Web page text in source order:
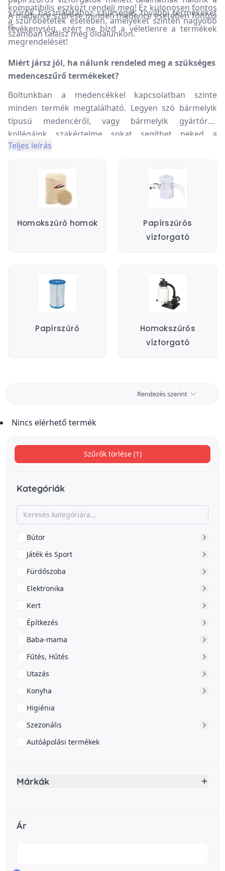
szűrök használatához szükséges további termékeket
is.
kompatibilis eszközt rendelj meg! Ez különösen fontos
a szűrőbetétek esetében, amelyeket szintén nagyobb
számban találsz meg oldalunkon.
A medence szűrése minden medence esetében fontos
tevékenység, ezért ne bízd a véletlenre a termékek
megrendelését!
Miért jársz jól, ha nálunk rendeled meg a szükséges
medenceszűrő termékeket?
Boltunkban a medencékkel kapcsolatban szinte
minden termék megtalálható. Legyen szó bármelyik
típusú medencéről, vagy bármelyik gyártóról,
kollégáink szakértelme sokat segíthet neked a
választásban. Ha tanácstalan vagy, vagy kérdésed
segítünk neked abban, hogy a medenceüzemeltetés
könnyű és zökkenőmentes legyen számodra hosszú
Teljes leírás
Homokszűrő homok
Papírszűrős
vízforgató
Papírszűrő
Homokszűrős
vízforgató
Szűrők törlése (1)
Kategóriák
Bútor
Játék és Sport
Fürdőszoba
Elektronika
Kert
Építkezés
Baba-mama
Fűtés, Hűtés
Utazás
Konyha
Higiénia
Szezonális
Autóápolási termékek
Márkák
Ár
Rendezés szerint
Nincs elérhető termék